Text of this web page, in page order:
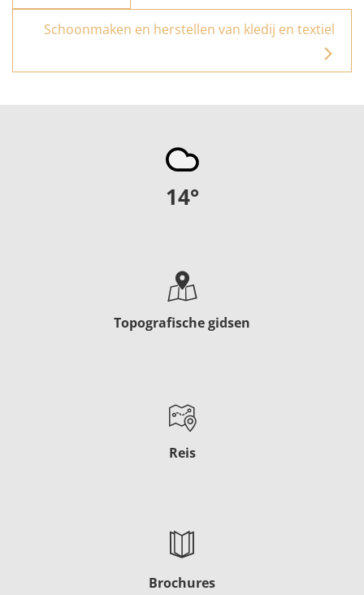
Schoonmaken en herstellen van kledij en textiel
14°
Topografische gidsen
Reis
Brochures